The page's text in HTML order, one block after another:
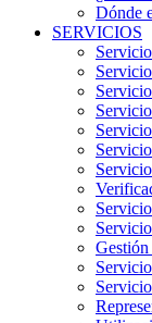
Dónde
SERVICIOS
Gestión